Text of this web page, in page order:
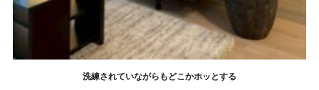
洗練されていながらもどこかホッとする